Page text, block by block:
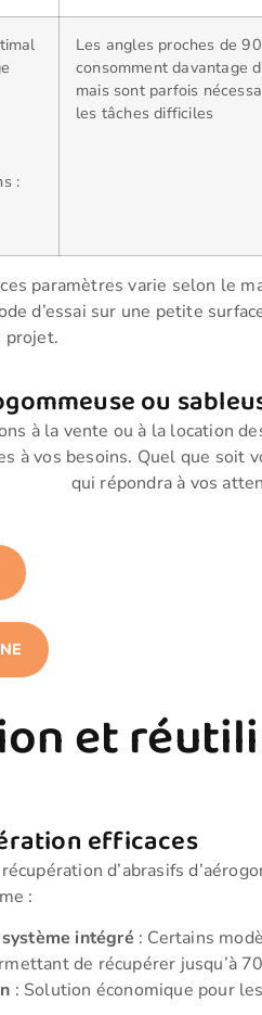
:
Les angles proches de
consomment davantage
mais sont parfois
les tâches difficiles
paramètres varie selon le
d’essai sur une petite
projet.
ou
à la vente ou à la location
à vos besoins. Quel que soit
qui répondra à vos
et
efficaces
d’abrasifs
:
intégré : Certains
de récupérer jusqu’à
: Solution économique pour